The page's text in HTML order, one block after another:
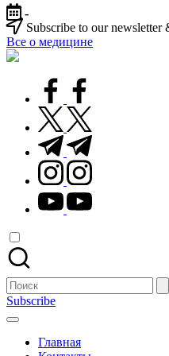
Перейти
к
содержимому
-
Subscribe to our newsletter
Все о медицине
Лечитесь
facebook.com
twitter.com
t.me
instagram.com
youtube.com
Поиск
для:
Subscribe
Главная